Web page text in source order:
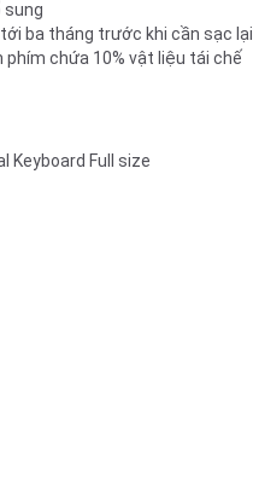
sung
ba tháng trước khi cần sạc lại
chứa 10% vật liệu tái chế
Keyboard Full size